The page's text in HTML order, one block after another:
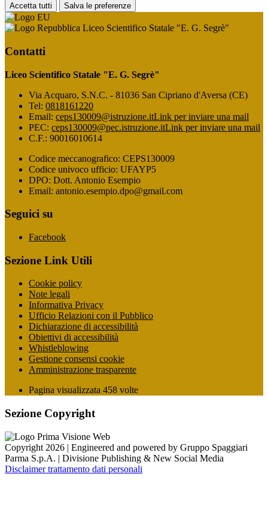
Accetta tutti Salva le preferenze
Liceo Scientifico Statale "E. G. Segrè"
Contatti
Liceo Scientifico Statale "E. G. Segrè"
Via Acquaro, S.N.C. - 81036 San Cipriano d'Aversa (CE)
Tel: 0818161220
Email: ceps130009@istruzione.itLink per inviare una mail
PEC: ceps130009@pec.istruzione.itLink per inviare una mail
C.F.: 90016010614
Codice meccanografico: CEPS130009
Codice univoco ufficio: UFAYP5
DPO: Dott. Antonio Esempio
Email: antonio.esempio.dpo@gmail.com
Seguici su
Facebook
Sezione Link Utili
Cookie policy
Note legali
Informativa Privacy
Ufficio Relazioni con il Pubblico
Dichiarazione di accessibilità
Obiettivi di accessibilità
Whistleblowing
Gestione consensi cookie
Amministrazione trasparente
Pagina visualizzata 458 volte
Sezione Copyright
Copyright 2026 | Engineered and powered by Gruppo Spaggiari
Parma S.p.A. | Divisione Publishing & New Social Media
Disclaimer trattamento dati personali